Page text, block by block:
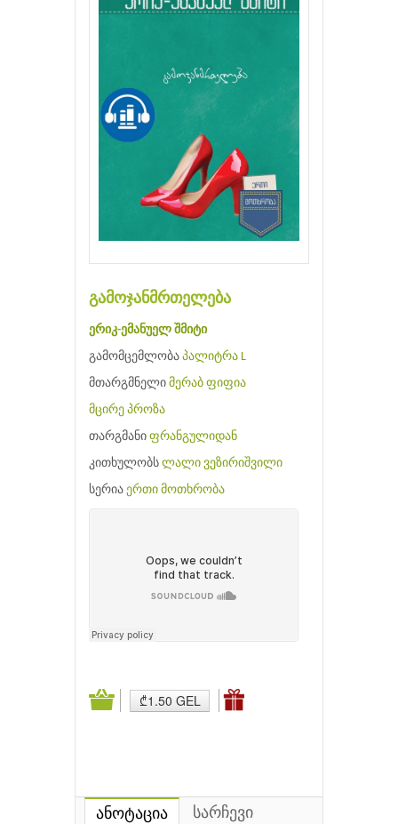
გამოჯანმრთელება
ერიკ-ემანუელ შმიტი
გამომცემლობა პალიტრა L
მთარგმნელი მერაბ ფიფია
მცირე პროზა
თარგმანი ფრანგულიდან
კითხულობს ლალი ვეზირიშვილი
სერია ერთი მოთხრობა
₾1.50 GEL
ანოტაცია სარჩევი